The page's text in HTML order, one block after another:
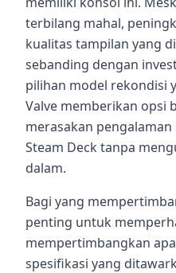
terbilang mahal,
kualitas tampilan yang
sebanding dengan
pilihan model rekondisi
Valve memberikan opsi
merasakan
Steam Deck tanpa
dalam.
Bagi yang
penting untuk
mempertimbangkan
spesifikasi yang